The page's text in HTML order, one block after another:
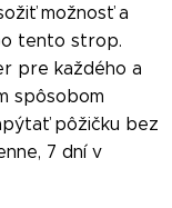
možnosť a
tento strop.
pre každého a
spôsobom
pôžičku bez
7 dní v